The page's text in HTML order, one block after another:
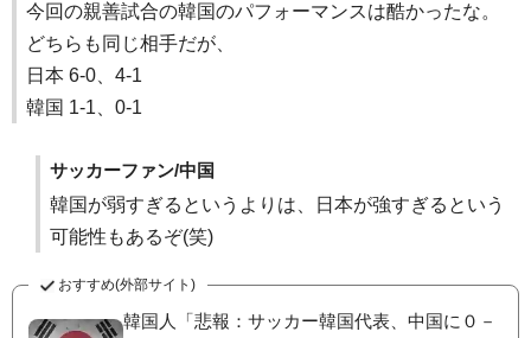
今回の親善試合の韓国のパフォーマンスは酷かったな。
どちらも同じ相手だが、
日本 6-0、4-1
韓国 1-1、0-1
サッカーファン/中国
韓国が弱すぎるというよりは、日本が強すぎるという
可能性もあるぞ(笑)
おすすめ(外部サイト)
韓国人「悲報：サッカー韓国代表、中国に０－